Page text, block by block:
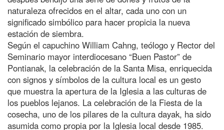
naturaleza ofrecidos en el altar, cada uno con un
significado simbólico para hacer propicia la nueva
estación de siembra.
Según el capuchino William Cahng, teólogo y Rector del
Seminario mayor interdiocesano “Buen Pastor” de
Pontianak, la celebración de la Santa Misa, enriquecida
con signos y símbolos de la cultura local es un gesto
que muestra la apertura de la Iglesia a las culturas de
los pueblos lejanos. La celebración de la Fiesta de la
cosecha, uno de los pilares de la cultura dayak, ha sido
asumida como propia por la Iglesia local desde 1985.